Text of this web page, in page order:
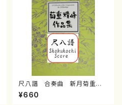
尺八譜 合奏曲 新月菊重精
峰/菊重精峰/楽譜）
¥660